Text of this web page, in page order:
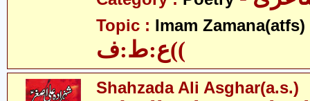
Topic : Imam Zamana(atfs)
)ع:ط:ف(
Shahzada Ali Asghar(a.s.)